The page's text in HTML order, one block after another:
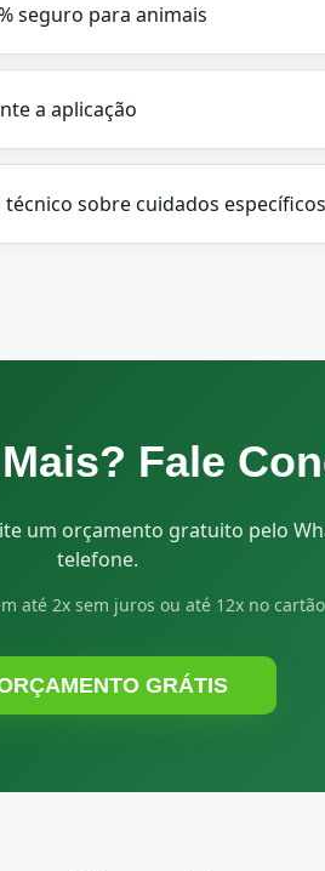
seguro para animais
a aplicação
sobre cuidados
Fale
um orçamento gratuito pelo
telefone.
até 2x sem juros ou até 12x no cartão
GRÁTIS